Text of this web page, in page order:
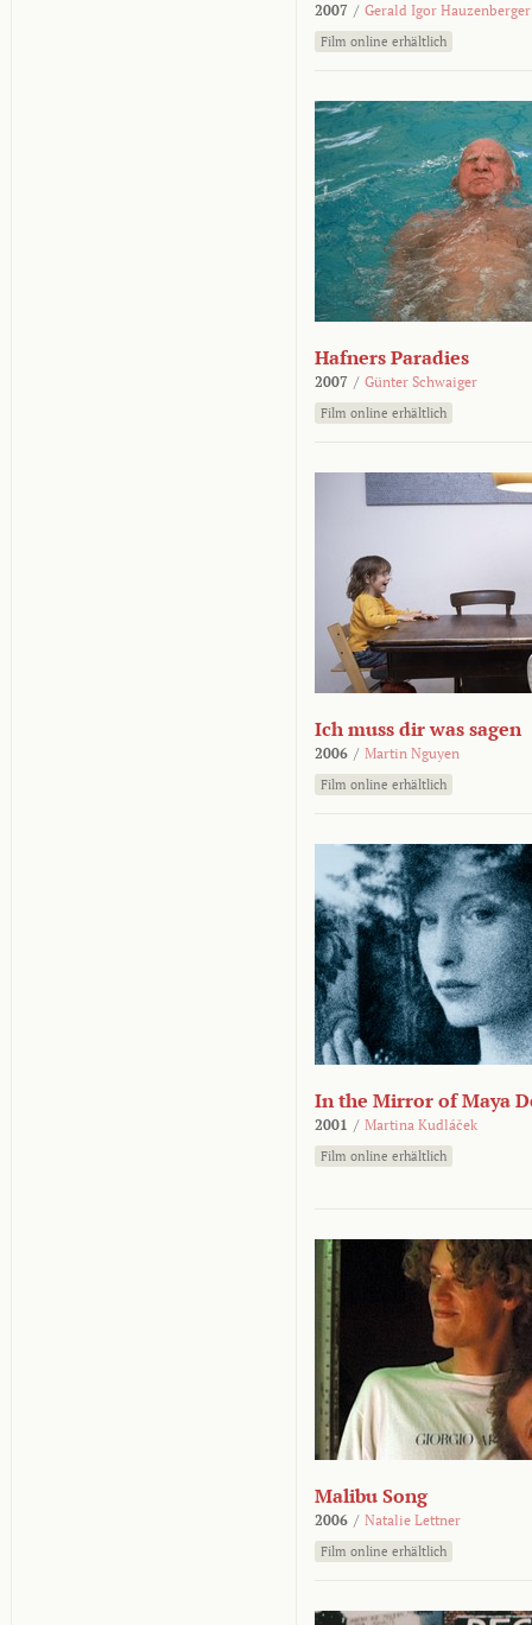
2007 / Gerald Igor Hauzenberger
Film online erhältlich
Hafners Paradies
2007 / Günter Schwaiger
Film online erhältlich
Ich muss dir was sagen
2006 / Martin Nguyen
Film online erhältlich
In the Mirror of Maya
2001 / Martina Kudláček
Film online erhältlich
Malibu Song
2006 / Natalie Lettner
Film online erhältlich